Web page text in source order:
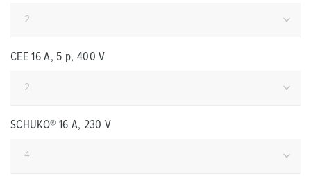
CEE 16 A, 5 p, 400 V
SCHUKO® 16 A, 230 V